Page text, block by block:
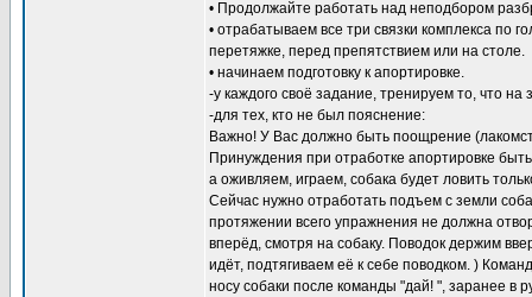
• Продолжайте работать над неподбором
• отрабатываем все три связки комплекса по
перетяжке, перед препятствием или на столе.
• начинаем подготовку к апортировке.
-у каждого своё задание, тренируем то, что на
-для тех, кто не был пояснение:
Важно! У Вас должно быть поощрение
Принуждения при отработке апортировке
а оживляем, играем, собака будет ловить
Сейчас нужно отработать подъем с земли
протяжении всего упражнения не должна
вперёд, смотря на собаку. Поводок держим
идёт, подтягиваем её к себе поводком. )
носу собаки после команды "дай! ", заранее в